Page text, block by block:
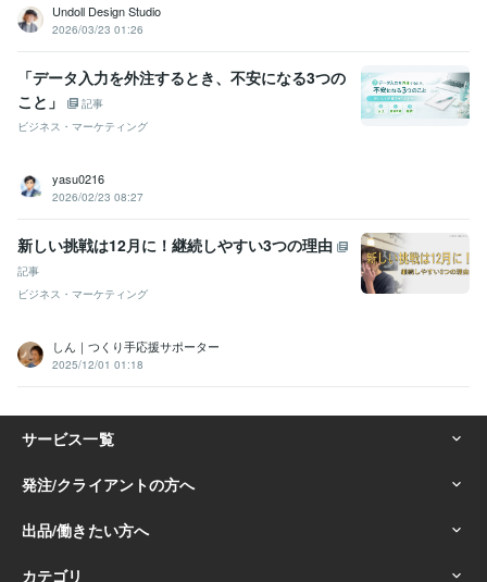
Undoll Design Studio
2026/03/23 01:26
「データ入力を外注するとき、不安になる3つの
こと」
記事
ビジネス・マーケティング
yasu0216
2026/02/23 08:27
新しい挑戦は12月に！継続しやすい3つの理由
記事
ビジネス・マーケティング
しん｜つくり手応援サポーター
2025/12/01 01:18